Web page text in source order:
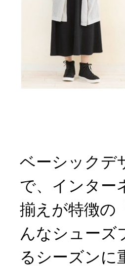
ベーシックデ
で、インター
揃えが特徴の
んなシューズ
るシーズンに